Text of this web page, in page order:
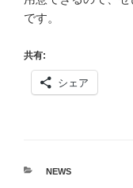
です。
共有:
シェア
カ
NEWS